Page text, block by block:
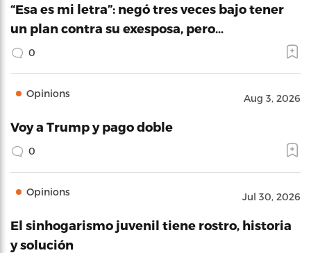
“Esa es mi letra”: negó tres veces bajo tener
un plan contra su exesposa, pero…
0
Opinions Aug 3, 2026
Voy a Trump y pago doble
0
Opinions Jul 30, 2026
El sinhogarismo juvenil tiene rostro, historia
y solución